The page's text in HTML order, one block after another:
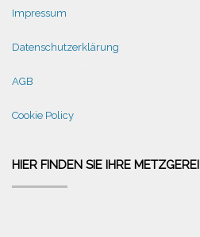
Impressum
Datenschutzerklärung
AGB
Cookie Policy
HIER FINDEN SIE IHRE METZGEREI